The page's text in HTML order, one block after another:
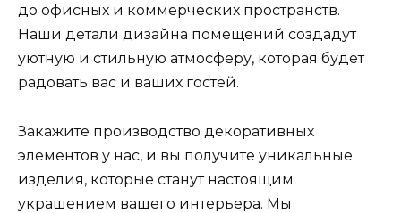
до офисных и коммерческих пространств.
Наши детали дизайна помещений создадут
уютную и стильную атмосферу, которая будет
радовать вас и ваших гостей.
Закажите производство декоративных
элементов у нас, и вы получите уникальные
изделия, которые станут настоящим
украшением вашего интерьера. Мы